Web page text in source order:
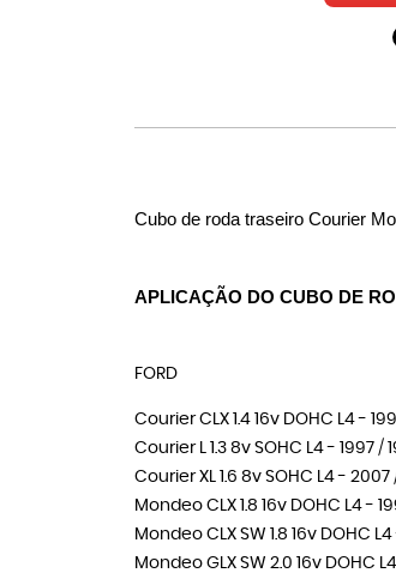
Cubo de roda traseiro Courier
APLICAÇÃO DO CUBO DE
FORD
Courier CLX 1.4 16v DOHC L4 -
Courier L 1.3 8v SOHC L4 -
Courier XL 1.6 8v SOHC L4 -
Mondeo CLX 1.8 16v DOHC L4 -
Mondeo CLX SW 1.8 16v DOHC
Mondeo GLX SW 2.0 16v DOHC